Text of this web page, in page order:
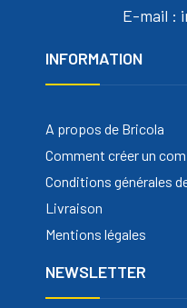
E-mail :
INFORMATION
A propos de Bricola
Comment créer un
Conditions générales
Livraison
Mentions légales
NEWSLETTER